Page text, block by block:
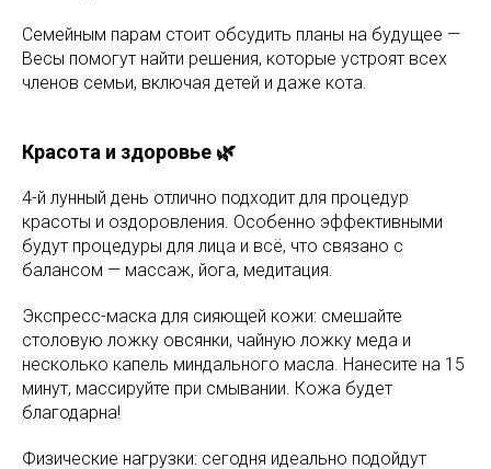
Семейным парам стоит обсудить планы на будущее —
Весы помогут найти решения, которые устроят всех
членов семьи, включая детей и даже кота.
Красота и здоровье 🌿
4-й лунный день отлично подходит для процедур
красоты и оздоровления. Особенно эффективными
будут процедуры для лица и всё, что связано с
балансом — массаж, йога, медитация.
Экспресс-маска для сияющей кожи: смешайте
столовую ложку овсянки, чайную ложку меда и
несколько капель миндального масла. Нанесите на 15
минут, массируйте при смывании. Кожа будет
благодарна!
Физические нагрузки: сегодня идеально подойдут